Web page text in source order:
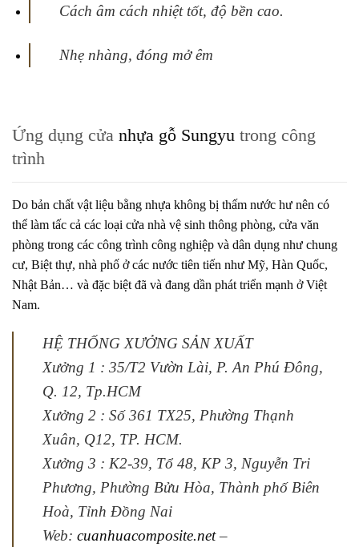
Cách âm cách nhiệt tốt, độ bền cao.
Nhẹ nhàng, đóng mở êm
Ứng dụng cửa nhựa gỗ Sungyu trong công
trình
Do bản chất vật liệu bằng nhựa không bị thấm nước hư nên có
thể làm tấc cả các loại cửa nhà vệ sinh thông phòng, cửa văn
phòng trong các công trình công nghiệp và dân dụng như chung
cư, Biệt thự, nhà phố ở các nước tiên tiến như Mỹ, Hàn Quốc,
Nhật Bản… và đặc biệt đã và đang dần phát triển mạnh ở Việt
Nam.
HỆ THỐNG XƯỞNG SẢN XUẤT
Xưởng 1 : 35/T2 Vườn Lài, P. An Phú Đông,
Q. 12, Tp.HCM
Xưởng 2 : Số 361 TX25, Phường Thạnh
Xuân, Q12, TP. HCM.
Xưởng 3 : K2-39, Tổ 48, KP 3, Nguyễn Tri
Phương, Phường Bửu Hòa, Thành phố Biên
Hoà, Tỉnh Đồng Nai
Web: cuanhuacomposite.net–